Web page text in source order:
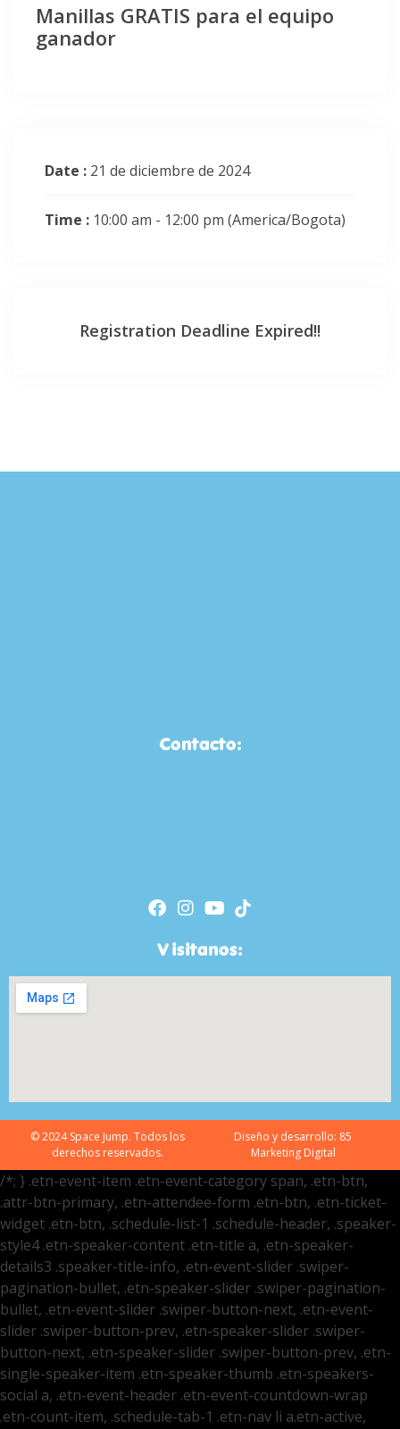
Manillas GRATIS para el equipo
ganador
Date : 21 de diciembre de 2024
Time : 10:00 am - 12:00 pm (America/Bogota)
Registration Deadline Expired!!
Contacto:
Visitanos:
© 2024 Space Jump. Todos los
derechos reservados.
Diseño y desarrollo: 85
Marketing Digital
/*; } .etn-event-item .etn-event-category span, .etn-btn,
.attr-btn-primary, .etn-attendee-form .etn-btn, .etn-ticket-
widget .etn-btn, .schedule-list-1 .schedule-header, .speaker-
style4 .etn-speaker-content .etn-title a, .etn-speaker-
details3 .speaker-title-info, .etn-event-slider .swiper-
pagination-bullet, .etn-speaker-slider .swiper-pagination-
bullet, .etn-event-slider .swiper-button-next, .etn-event-
slider .swiper-button-prev, .etn-speaker-slider .swiper-
button-next, .etn-speaker-slider .swiper-button-prev, .etn-
single-speaker-item .etn-speaker-thumb .etn-speakers-
social a, .etn-event-header .etn-event-countdown-wrap
.etn-count-item, .schedule-tab-1 .etn-nav li a.etn-active,